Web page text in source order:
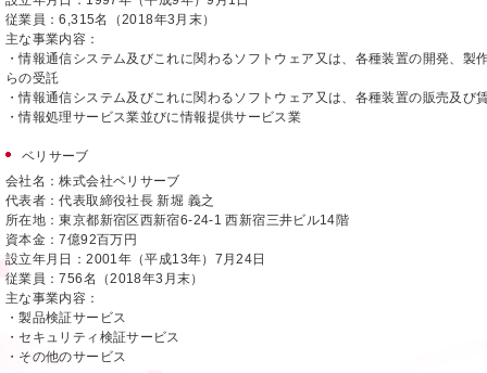
従業員：6,315名（2018年3月末）
主な事業内容：
・情報通信システム及びこれに関わるソフトウェア又は、各種装置の開発、製
らの受託
・情報通信システム及びこれに関わるソフトウェア又は、各種装置の販売及び
・情報処理サービス業並びに情報提供サービス業
ベリサーブ
会社名：株式会社ベリサーブ
代表者：代表取締役社長 新堀 義之
所在地：東京都新宿区西新宿6-24-1 西新宿三井ビル14階
資本金：7億92百万円
設立年月日：2001年（平成13年）7月24日
従業員：756名（2018年3月末）
主な事業内容：
・製品検証サービス
・セキュリティ検証サービス
・その他のサービス